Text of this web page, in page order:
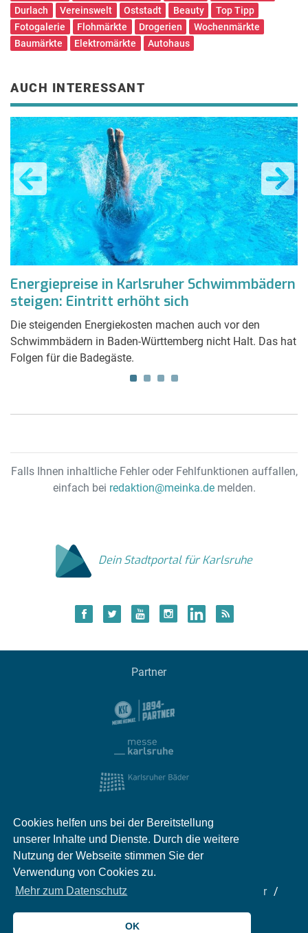
Cookies helfen uns bei der Bereitstellung
unserer Inhalte und Dienste. Durch die weitere
Nutzung der Webseite stimmen Sie der
Verwendung von Cookies zu.
Mehr zum Datenschutz
OK
Durlach
Vereinswelt Oststadt Beauty
Top Tipp
Fotogalerie
Flohmärkte Drogerien
Wochenmärkte
Baumärkte
Elektromärkte Autohaus
AUCH INTERESSANT
Energiepreise in Karlsruher Schwimmbädern
steigen: Eintritt erhöht sich
Die steigenden Energiekosten machen auch vor den
Schwimmbädern in Baden-Württemberg nicht Halt. Das hat
Folgen für die Badegäste.
Falls Ihnen inhaltliche Fehler oder Fehlfunktionen auffallen,
einfach bei redaktion@meinka.demelden.
Dein Stadtportal für Karlsruhe
Partner
Impressum Kontakt
Partner
© 2026 meinKA